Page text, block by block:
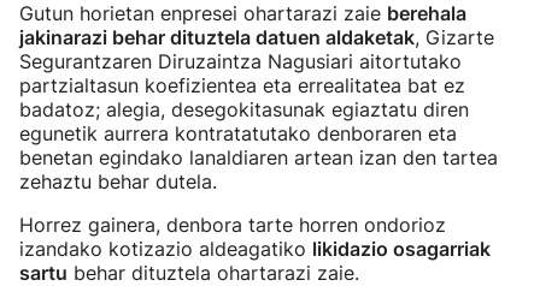
Gutun horietan enpresei ohartarazi zaie berehala
jakinarazi behar dituztela datuen aldaketak, Gizarte
Segurantzaren Diruzaintza Nagusiari aitortutako
partzialtasun koefizientea eta errealitatea bat ez
badatoz; alegia, desegokitasunak egiaztatu diren
egunetik aurrera kontratatutako denboraren eta
benetan egindako lanaldiaren artean izan den tartea
zehaztu behar dutela.
Horrez gainera, denbora tarte horren ondorioz
izandako kotizazio aldeagatiko likidazio osagarriak
sartu behar dituztela ohartarazi zaie.